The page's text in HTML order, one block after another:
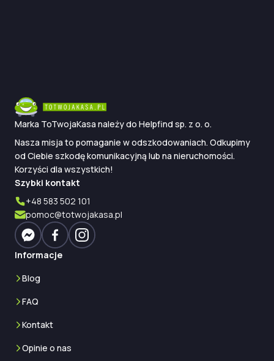
na nieruchomości?
Nawet+3499 zł
Marka ToTwojaKasa należy do Helpfind sp. z o. o.
Nasza misja to pomaganie w odszkodowaniach. Odkupimy
od Ciebie szkodę komunikacyjną lub na nieruchomości.
Korzyści dla wszystkich!
Szybki kontakt
+48 583 502 101
pomoc@totwojakasa.pl
Informacje
Blog
FAQ
Kontakt
Opinie o nas